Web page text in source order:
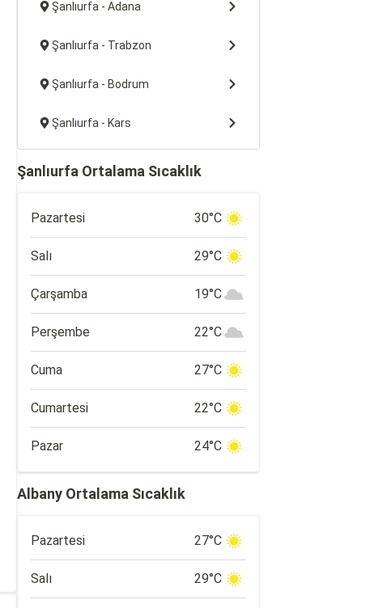
Şanlıurfa - Adana
Şanlıurfa - Trabzon
Şanlıurfa - Bodrum
Şanlıurfa - Kars
Şanlıurfa Ortalama Sıcaklık
Pazartesi 30°C
Salı 29°C
Çarşamba 19°C
Perşembe 22°C
Cuma 27°C
Cumartesi 22°C
Pazar 24°C
Albany Ortalama Sıcaklık
Pazartesi 27°C
Salı 29°C